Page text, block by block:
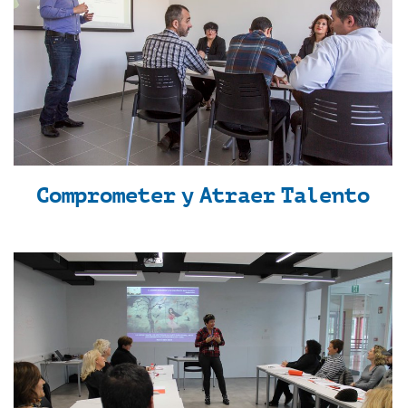
Comprometer y Atraer Talento